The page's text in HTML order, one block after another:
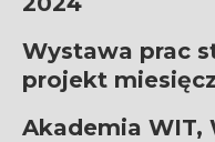
Wystawa prac
projekt
Akademia WIT,